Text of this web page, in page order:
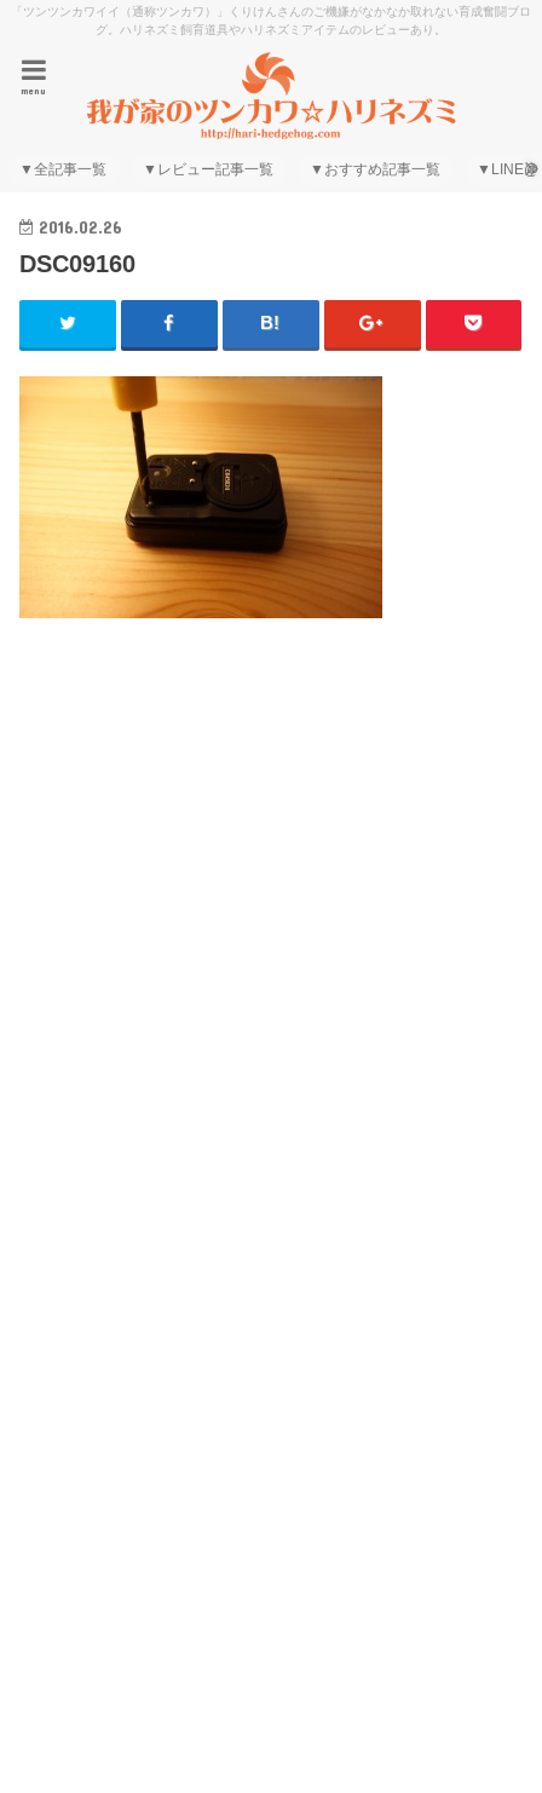
「ツンツンカワイイ（通称ツンカワ）」くりけんさんのご機嫌がなかなか取れない育成奮闘ブロ
グ。ハリネズミ飼育道具やハリネズミアイテムのレビューあり。
menu
▼全記事一覧 ▼レビュー記事一覧 ▼おすすめ記事一覧 ▼LINE@
2016.02.26
DSC09160